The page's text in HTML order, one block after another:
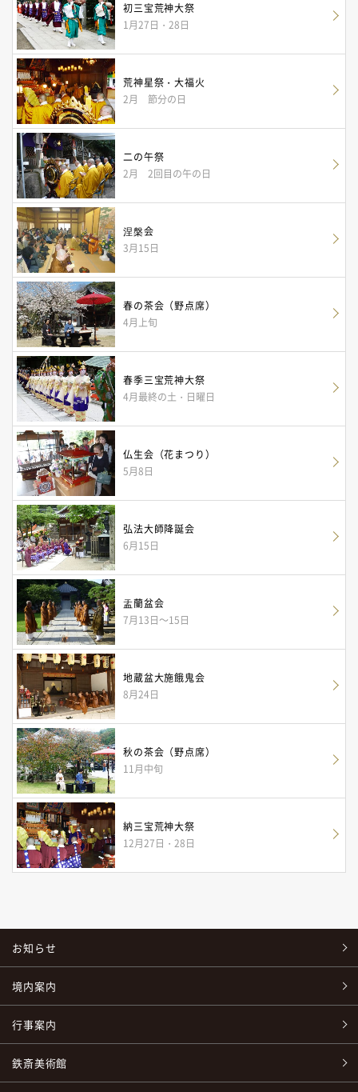
初三宝荒神大祭
1月27日・28日
荒神星祭・大福火
2月 節分の日
二の午祭
2月 2回目の午の日
涅槃会
3月15日
春の茶会（野点席）
4月上旬
春季三宝荒神大祭
4月最終の土・日曜日
仏生会（花まつり）
5月8日
弘法大師降誕会
6月15日
盂蘭盆会
7月13日～15日
地蔵盆大施餓鬼会
8月24日
秋の茶会（野点席）
11月中旬
納三宝荒神大祭
12月27日・28日
お知らせ
境内案内
行事案内
鉄斎美術館